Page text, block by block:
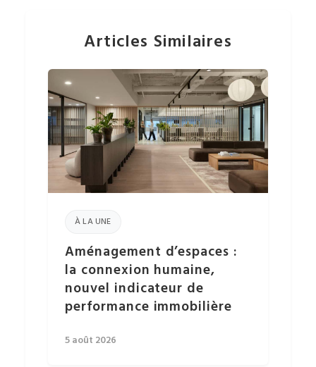
Articles Similaires
À LA UNE
Aménagement d’espaces :
la connexion humaine,
nouvel indicateur de
performance immobilière
5 août 2026